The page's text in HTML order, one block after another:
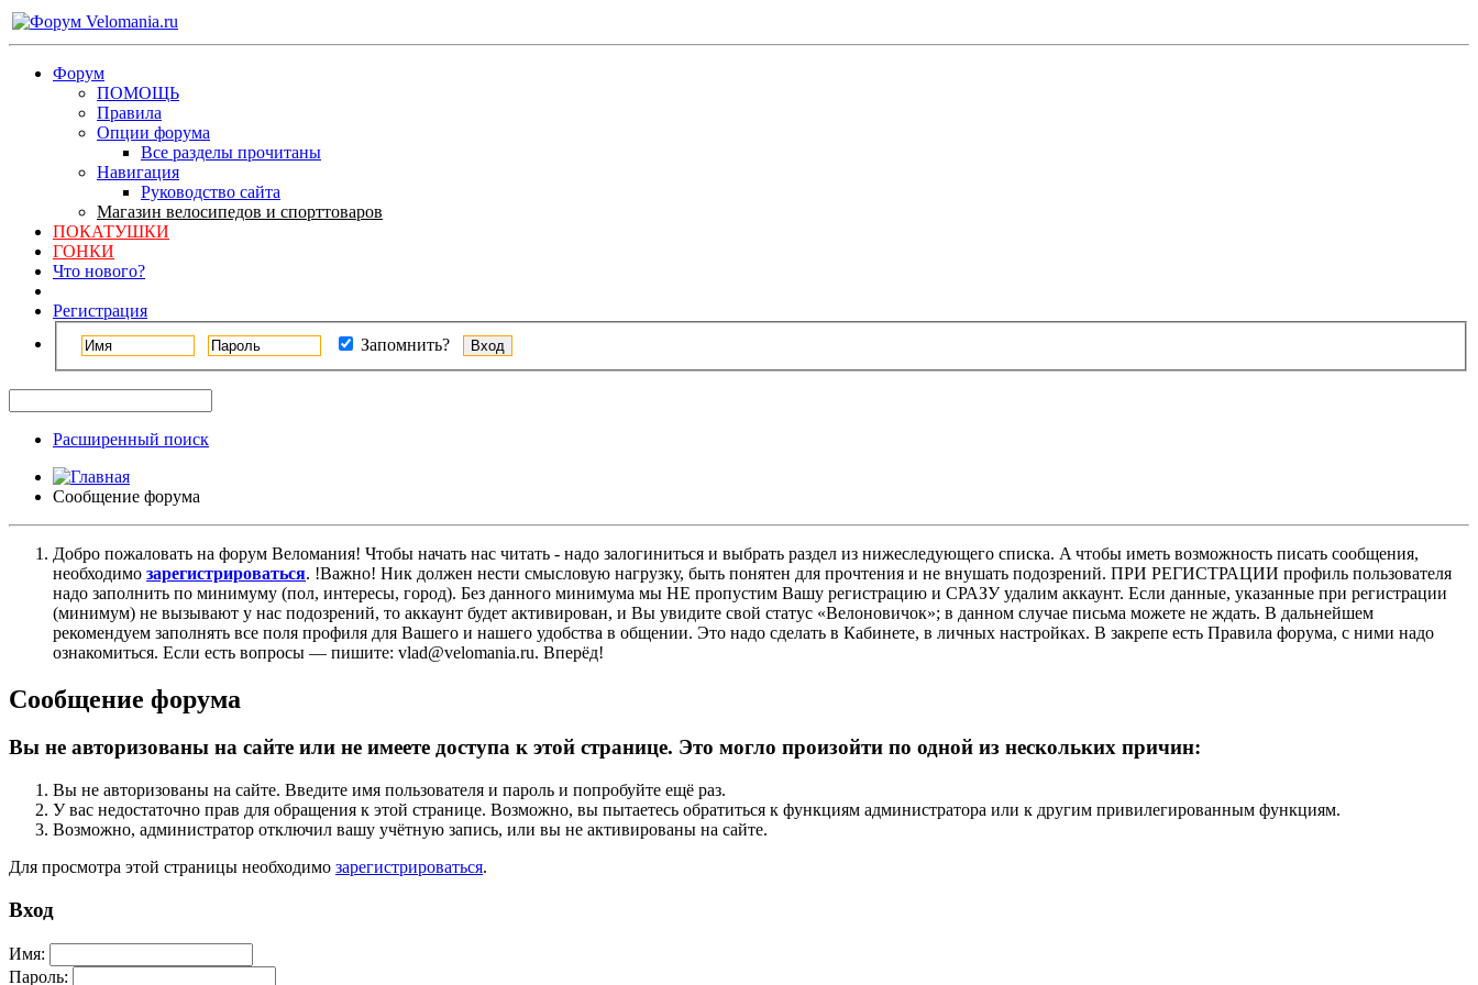
Форум
ПОМОЩЬ
Правила
Опции форума
Все разделы прочитаны
Навигация
Руководство сайта
Магазин велосипедов и спорттоваров
ПОКАТУШКИ
ГОНКИ
Что нового?
Регистрация
Запомнить?
Расширенный поиск
Сообщение форума
Добро пожаловать на форум Веломания! Чтобы начать нас читать - надо залогиниться и выбрать раздел из нижеследующего списка. A чтобы иметь возможность писать сообщения,
необходимо зарегистрироваться. !Важно! Ник должен нести смысловую нагрузку, быть понятен для прочтения и не внушать подозрений. ПРИ РЕГИСТРАЦИИ профиль пользователя
надо заполнить по минимуму (пол, интересы, город). Без данного минимума мы НЕ пропустим Вашу регистрацию и СРАЗУ удалим аккаунт. Если данные, указанные при регистрации
(минимум) не вызывают у нас подозрений, то аккаунт будет активирован, и Вы увидите свой статус «Велоновичок»; в данном случае письма можете не ждать. В дальнейшем
рекомендуем заполнять все поля профиля для Вашего и нашего удобства в общении. Это надо сделать в Кабинете, в личных настройках. В закрепе есть Правила форума, с ними надо
ознакомиться. Если есть вопросы — пишите: vlad@velomania.ru. Вперёд!
Сообщение форума
Вы не авторизованы на сайте или не имеете доступа к этой странице. Это могло произойти по одной из нескольких причин:
Вы не авторизованы на сайте. Введите имя пользователя и пароль и попробуйте ещё раз.
У вас недостаточно прав для обращения к этой странице. Возможно, вы пытаетесь обратиться к функциям администратора или к другим привилегированным функциям.
Возможно, администратор отключил вашу учётную запись, или вы не активированы на сайте.
Для просмотра этой страницы необходимо зарегистрироваться.
Вход
Имя:
Пароль: